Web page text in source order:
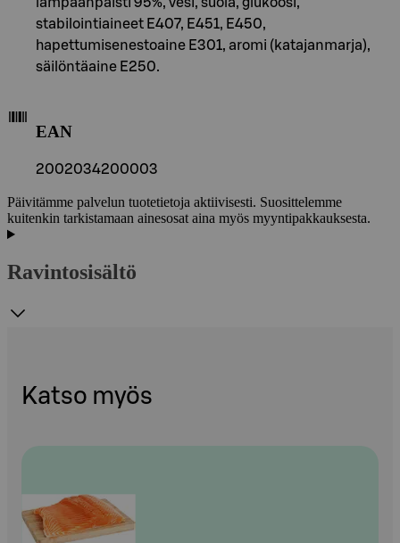
stabilointiaineet E407, E451, E450,
hapettumisenestoaine E301, aromi (katajanmarja),
säilöntäaine E250.
EAN
2002034200003
Päivitämme palvelun tuotetietoja aktiivisesti. Suosittelemme
kuitenkin tarkistamaan ainesosat aina myös myyntipakkauksesta.
Ravintosisältö
Katso myös